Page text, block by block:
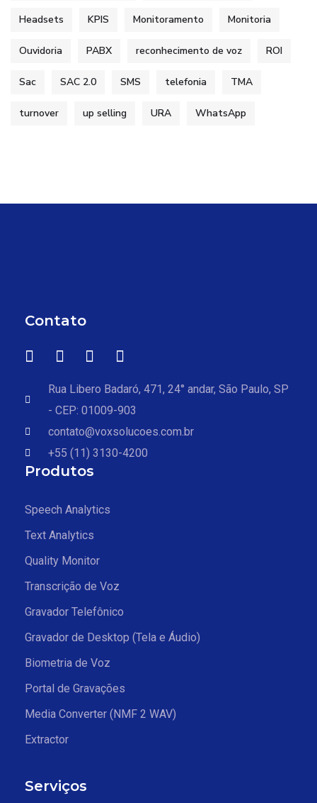
Headsets KPIS Monitoramento Monitoria
Ouvidoria PABX reconhecimento de voz ROI
Sac SAC 2.0 SMS telefonia TMA
turnover up selling URA WhatsApp
Contato
Rua Libero Badaró, 471, 24° andar, São Paulo, SP
- CEP: 01009-903
contato@voxsolucoes.com.br
+55 (11) 3130-4200
Produtos
Speech Analytics
Text Analytics
Quality Monitor
Transcrição de Voz
Gravador Telefônico
Gravador de Desktop (Tela e Áudio)
Biometria de Voz
Portal de Gravações
Media Converter (NMF 2 WAV)
Extractor
Serviços